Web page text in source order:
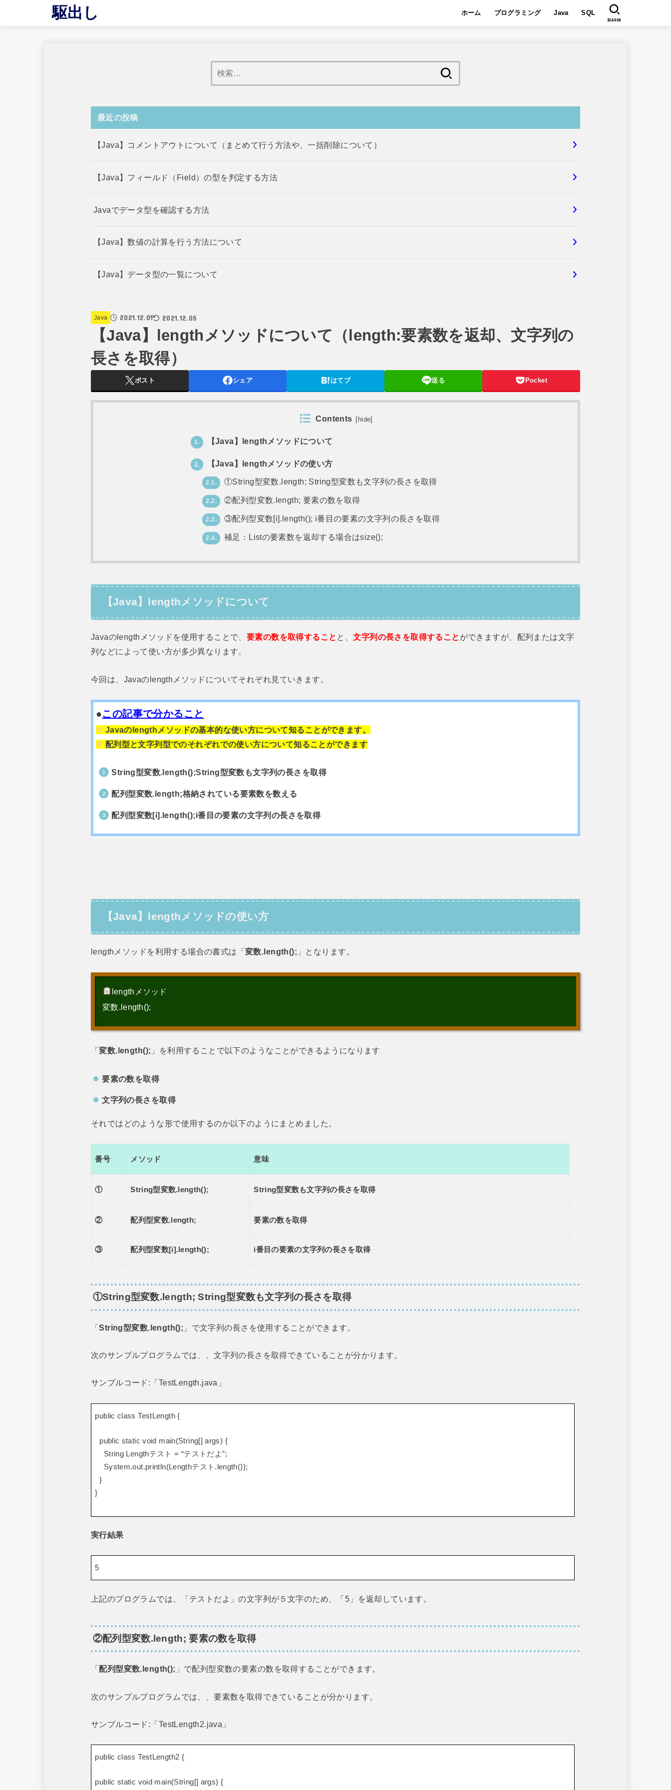
駆出し ホーム プログラミング Java SQL
SEARCH
索:
最近の投稿
【Java】コメントアウトについて（まとめて行う方法や、一括削除について）
【Java】フィールド（Field）の型を判定する方法
Javaでデータ型を確認する方法
【Java】数値の計算を行う方法について
【Java】データ型の一覧について
Java 2021.12.01 2021.12.05
【Java】lengthメソッドについて（length:要素数を返却、文字列の
長さを取得）
ポスト シェア はてブ 送る Pocket
Contents hide
1. 【Java】lengthメソッドについて
2. 【Java】lengthメソッドの使い方
2.1. ①String型変数.length; String型変数も文字列の長さを取得
2.2. ②配列型変数.length; 要素の数を取得
2.3. ③配列型変数[i].length(); i番目の要素の文字列の長さを取得
2.4. 補足：Listの要素数を返却する場合はsize();
【Java】lengthメソッドについて
Javaのlengthメソッドを使用することで、 要素の数を取得すること と、文字列の長さを取得すること ができますが、配列または文字
列などによって使い方が多少異なります。
今回は、Javaのlengthメソッドについてそれぞれ見ていきます。
●この記事で分かること
Javaのlengthメソッドの基本的な使い方について知ることができます。
配列型と文字列型でのそれぞれでの使い方について知ることができます
String型変数.length();String型変数も文字列の長さを取得
配列型変数.length;格納されている要素数を数える
配列型変数[i].length();i番目の要素の文字列の長さを取得
【Java】lengthメソッドの使い方
lengthメソッドを利用する場合の書式は「変数.length(); 」となります。
lengthメソッド
変数.length();
「変数.length(); 」を利用することで以下のようなことができるようになります
要素の数を取得
文字列の長さを取得
それではどのような形で使用するのか以下のようにまとめました。
番号 メソッド 意味
① String型変数.length(); String型変数も文字列の長さを取得
② 配列型変数.length; 要素の数を取得
③ 配列型変数[i].length(); i番目の要素の文字列の長さを取得
①String型変数.length; String型変数も文字列の長さを取得
「String型変数.length(); 」で文字列の長さを使用することができます。
次のサンプルプログラムでは、、文字列の長さを取得できていることが分かります。
サンプルコード:「TestLength.java」
public class TestLength {
public static void main(String[] args) {
String Lengthテスト = “テストだよ”;
System.out.println(Lengthテスト.length());
}
}
実行結果
5
上記のプログラムでは、「テストだよ」の文字列が５文字のため、「5」を返却しています。
②配列型変数.length; 要素の数を取得
「配列型変数.length(); 」で配列型変数の要素の数を取得することができます。
次のサンプルプログラムでは、、要素数を取得できていることが分かります。
サンプルコード:「TestLength2.java」
public class TestLength2 {
public static void main(String[] args) {